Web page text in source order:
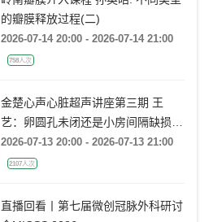
岭南瓣膜介入课程 孙英皓: 不同类型
的瓣膜释放过程(二)
金楚心声心脏超声讲座第三期 王
艺：卵圆孔未闭还是小房间隔缺损，
直播回看丨第七届微创冠脉外科研讨